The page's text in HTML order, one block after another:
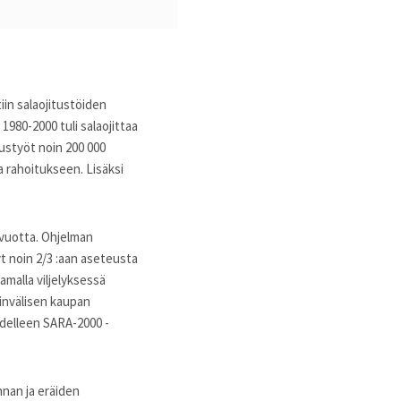
salaojitustöiden
2000 tuli salaojittaa
noin 200 000
rahoitukseen. Lisäksi
Ohjelman
noin 2/3 :aan aseteusta
viljelyksessä
kaupan
SARA-2000 -
ja eräiden